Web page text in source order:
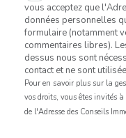
vous acceptez que
données personnelles
formulaire (notamment
commentaires libres).
dessus nous sont
contact et ne sont
Pour en savoir plus sur la
vos droits, vous êtes invités
de l'Adresse des Conseils